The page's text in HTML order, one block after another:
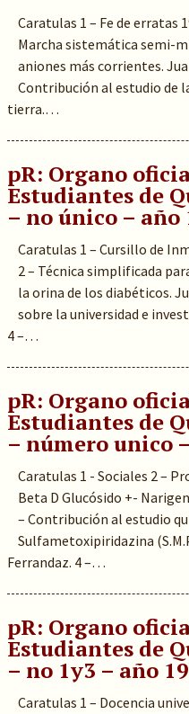
Caratulas 1 – Fe de erratas
Marcha sistemática semi-
aniones más corrientes.
Contribución al estudio de
tierra.…
pR: Organo
Estudiantes de
– no único – año
Caratulas 1 – Cursillo de
2 – Técnica simplificada
la orina de los diabéticos.
sobre la universidad e
4 –…
pR: Organo
Estudiantes de
– número unico
Caratulas 1 - Sociales 2 –
Beta D Glucósido +-
– Contribución al estudio
Sulfametoxipiridazina
Ferrandaz. 4 –…
pR: Organo
Estudiantes de
– no 1y3 – año
Caratulas 1 – Docencia